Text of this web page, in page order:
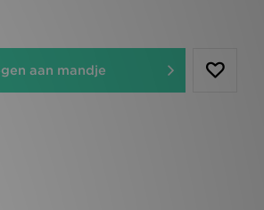
aan mandje